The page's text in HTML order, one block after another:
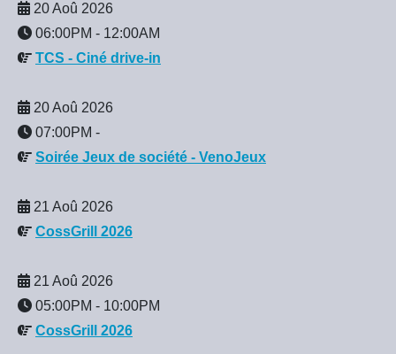
20 Aoû 2026
06:00PM - 12:00AM
TCS - Ciné drive-in
20 Aoû 2026
07:00PM -
Soirée Jeux de société - VenoJeux
21 Aoû 2026
CossGrill 2026
21 Aoû 2026
05:00PM - 10:00PM
CossGrill 2026